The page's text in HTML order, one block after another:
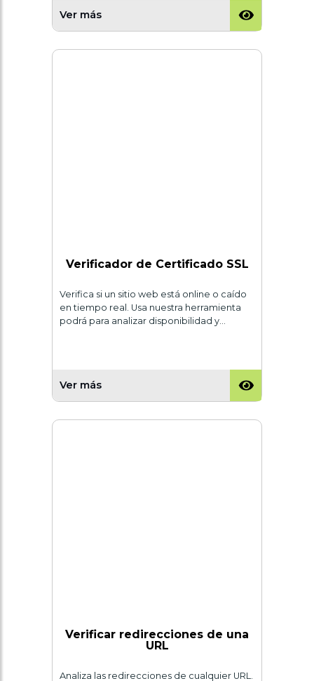
Ver más
Verificador de Certificado SSL
Verifica si un sitio web está online o caído
en tiempo real. Usa nuestra herramienta
podrá para analizar disponibilidad y…
Ver más
Verificar redirecciones de una
URL
Analiza las redirecciones de cualquier URL.